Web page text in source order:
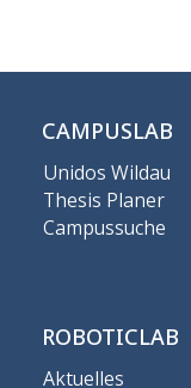
CAMPUSLAB
Unidos Wildau
Thesis Planer
Campussuche
ROBOTICLAB
Aktuelles